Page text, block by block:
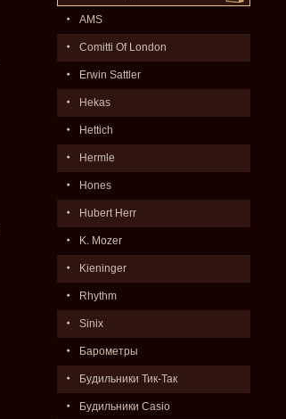
AMS
Comitti Of London
Erwin Sattler
Hekas
Hettich
Hermle
Hones
Hubert Herr
K. Mozer
Kieninger
Rhythm
Sinix
Барометры
Будильники Тик-Так
Будильники Casio